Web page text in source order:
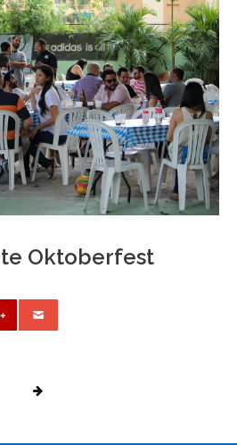
Oktoberfest